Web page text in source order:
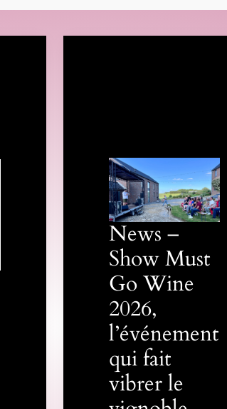
News –
Show Must
Go Wine
2026,
l’événement
qui fait
vibrer le